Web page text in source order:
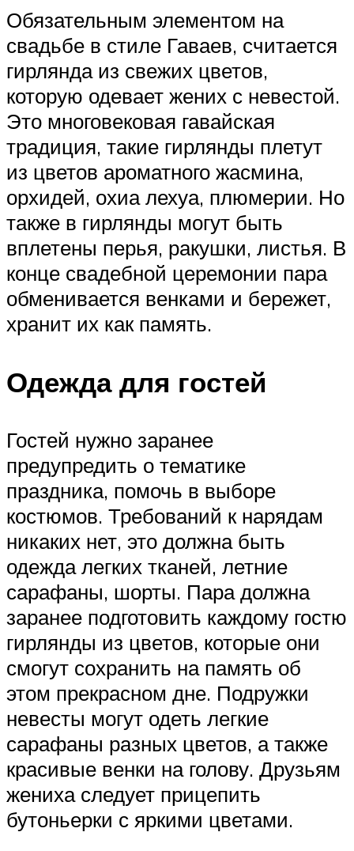
Обязательным элементом на
свадьбе в стиле Гаваев, считается
гирлянда из свежих цветов,
которую одевает жених с невестой.
Это многовековая гавайская
традиция, такие гирлянды плетут
из цветов ароматного жасмина,
орхидей, охиа лехуа, плюмерии. Но
также в гирлянды могут быть
вплетены перья, ракушки, листья. В
конце свадебной церемонии пара
обменивается венками и бережет,
хранит их как память.
Одежда для гостей
Гостей нужно заранее
предупредить о тематике
праздника, помочь в выборе
костюмов. Требований к нарядам
никаких нет, это должна быть
одежда легких тканей, летние
сарафаны, шорты. Пара должна
заранее подготовить каждому гостю
гирлянды из цветов, которые они
смогут сохранить на память об
этом прекрасном дне. Подружки
невесты могут одеть легкие
сарафаны разных цветов, а также
красивые венки на голову. Друзьям
жениха следует прицепить
бутоньерки с яркими цветами.